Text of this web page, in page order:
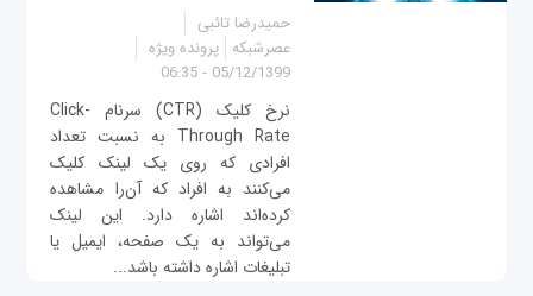
حمیدرضا تائبی
عصرشبکه پرونده ویژه
05/12/1399 - 06:35
نرخ کلیک (CTR) سرنام Click-
Through Rate به نسبت تعداد
افرادی که روی یک لینک کلیک
می‌کنند به افراد که آن‌را مشاهده
کرده‌اند اشاره دارد. این لینک
می‌تواند به یک صفحه، ایمیل یا
تبلیغات اشاره داشته باشد...